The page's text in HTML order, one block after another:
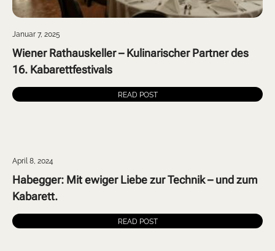
Januar 7, 2025
Wiener Rathauskeller – Kulinarischer Partner des
16. Kabarettfestivals
READ POST
April 8, 2024
Habegger: Mit ewiger Liebe zur Technik – und zum
Kabarett.
READ POST